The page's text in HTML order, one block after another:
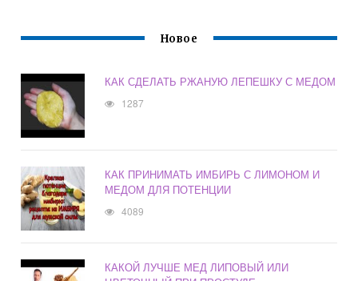
Новое
КАК СДЕЛАТЬ РЖАНУЮ ЛЕПЕШКУ С МЕДОМ
1287
КАК ПРИНИМАТЬ ИМБИРЬ С ЛИМОНОМ И
МЕДОМ ДЛЯ ПОТЕНЦИИ
4089
КАКОЙ ЛУЧШЕ МЕД ЛИПОВЫЙ ИЛИ